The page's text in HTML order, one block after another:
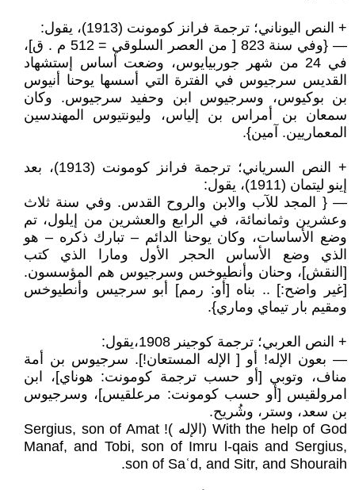
+ النص اليوناني؛ ترجمة فرانز كومونت (1913)، يقول:
— {وفي سنة 823 [ من العصر السلوقي = 512 م . ق]،
في 24 من شهر جوربيايوس، وضعت أساس إستشهاد
القديس سرجيوس في الفترة التي أسسها يوحنا أنيوس
بن بوكيوس، وسرجيوس ابن وحفيد سرجيوس. وكان
سمعان بن أمراس بن إلياس، وليونتيوس المهندسين
المعماريين. آمين}.
+ النص السرياني؛ ترجمة فرانز كومونت (1913)، بعد
إينو ليتمان (1911)، يقول:
— { المجد للآب والابن والروح القدس. وفي سنة ثلاث
وعشرين وثمانمائة، في الرابع والعشرين من إيلول، تم
وضع الأساسات، وكان يوحنا الدائم – تبارك ذكره – هو
الذي وضع الأساس الحجر الأول ومارا الذي كتب
[النقش]، وحنان وأنطيوخس وسرجيوس هم المؤسسون.
[غير واضح:] .. بناه [أو: رمم] أبو سرجيس وأنطيوخس
ومقيم بار تيماي وماري}.
+ النص العربي؛ ترجمة كوجينر 1908،يقول:
— بعون الإله! أو [ الإله المستعان!]. سرجيوس بن أمة
مناف، وتوبي [أو حسب ترجمة كومونت: هوناي]، ابن
امرولقيس [أو حسب كومونت: مرعلقيس]، وسرجيوس
بن سعد، وستر، وشُريح.
With the help of God (الإله )! Sergius, son of Amat
Manaf, and Tobi, son of Imru l-qais and Sergius,
son of Saʿd, and Sitr, and Shouraih.